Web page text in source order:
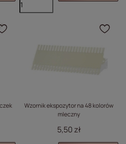
Kliknij, aby dodać
Wzornik ekspozytor na 48 kolorów
mleczny
5,50 zł